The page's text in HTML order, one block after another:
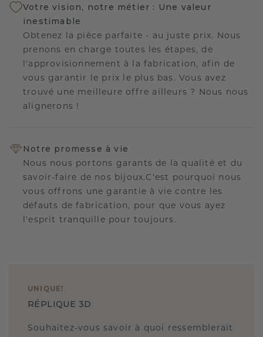
Votre vision, notre métier : Une valeur
inestimable
Obtenez la pièce parfaite - au juste prix. Nous
prenons en charge toutes les étapes, de
l'approvisionnement à la fabrication, afin de
vous garantir le prix le plus bas. Vous avez
trouvé une meilleure offre ailleurs ? Nous nous
alignerons !
Notre promesse à vie
Nous nous portons garants de la qualité et du
savoir-faire de nos bijoux.C'est pourquoi nous
vous offrons une garantie à vie contre les
défauts de fabrication, pour que vous ayez
l'esprit tranquille pour toujours.
UNIQUE !
RÉPLIQUE 3D
Souhaitez-vous savoir à quoi ressemblerait